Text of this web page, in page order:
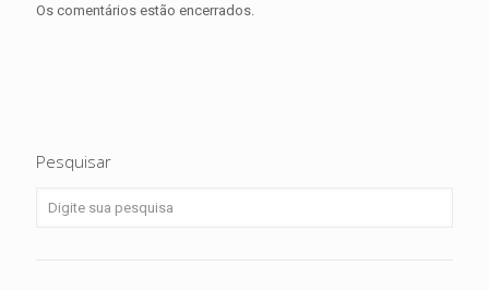
Os comentários estão encerrados.
Pesquisar